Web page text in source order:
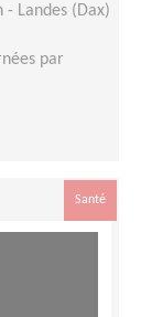
Landes (Dax)
par
Santé